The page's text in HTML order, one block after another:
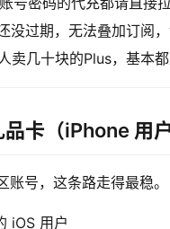
没过期，无法叠加订阅，
卖几十块的Plus，基本都
卡（iPhone 用户
号，这条路走得最稳。
iOS 用户